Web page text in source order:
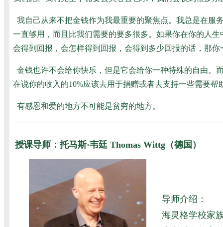
我自己从来不把金钱作为我最重要的聚焦点。我总是在服
一直够用，而且比我们需要的要多很多。如果你在你的人
会得到回报，会怎样得到回报，会得到多少回报的话，那
金钱也许不会给你快乐，但是它会给你一种特殊的自由。
在说你的收入的10%应该去用于捐赠或者去支持一些需要
有感恩和爱的地方不可能是贫穷的地方。
授课导师：托马斯·韦廷 Thomas Wittg（德国）
导师介绍：
海灵格学校家